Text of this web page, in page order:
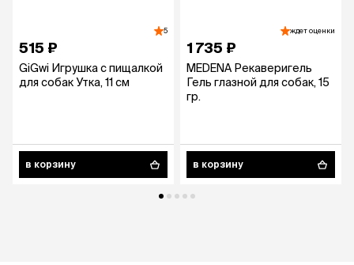
5
515 ₽
GiGwi Игрушка с пищалкой
для собак Утка, 11 см
в корзину
ждет оценки
1 735 ₽
MEDENA Рекаверигель
Гель глазной для собак, 15
гр.
в корзину